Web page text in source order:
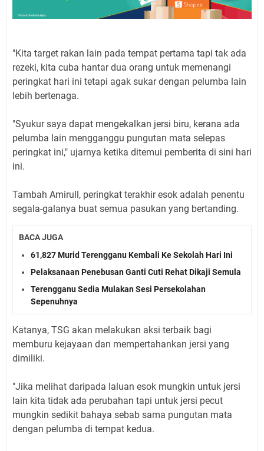
"Kita target rakan lain pada tempat pertama tapi tak ada
rezeki, kita cuba hantar dua orang untuk memenangi
peringkat hari ini tetapi agak sukar dengan pelumba lain
lebih bertenaga.
"Syukur saya dapat mengekalkan jersi biru, kerana ada
pelumba lain mengganggu pungutan mata selepas
peringkat ini," ujarnya ketika ditemui pemberita di sini hari
ini.
Tambah Amirull, peringkat terakhir esok adalah penentu
segala-galanya buat semua pasukan yang bertanding.
BACA JUGA
61,827 Murid Terengganu Kembali Ke Sekolah Hari Ini
Pelaksanaan Penebusan Ganti Cuti Rehat Dikaji Semula
Terengganu Sedia Mulakan Sesi Persekolahan
Sepenuhnya
Katanya, TSG akan melakukan aksi terbaik bagi
memburu kejayaan dan mempertahankan jersi yang
dimiliki.
"Jika melihat daripada laluan esok mungkin untuk jersi
lain kita tidak ada perubahan tapi untuk jersi pecut
mungkin sedikit bahaya sebab sama pungutan mata
dengan pelumba di tempat kedua.